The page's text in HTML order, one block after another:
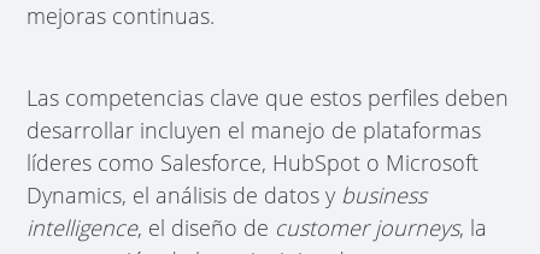
mejoras continuas.
Las competencias clave que estos perfiles deben
desarrollar incluyen el manejo de plataformas
líderes como Salesforce, HubSpot o Microsoft
Dynamics, el análisis de datos y business
intelligence, el diseño de customer journeys, la